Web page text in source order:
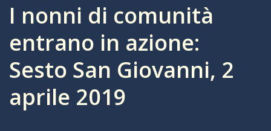
I nonni di comunità
entrano in azione:
Sesto San Giovanni, 2
aprile 2019